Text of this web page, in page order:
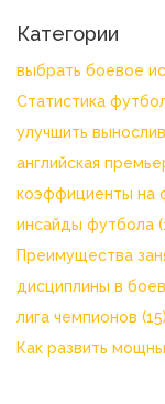
Категории
выбрать боевое
Статистика
улучшить
английская
коэффициенты на
инсайды футбола
Преимущества
дисциплины в
лига чемпионов (15)
Как развить